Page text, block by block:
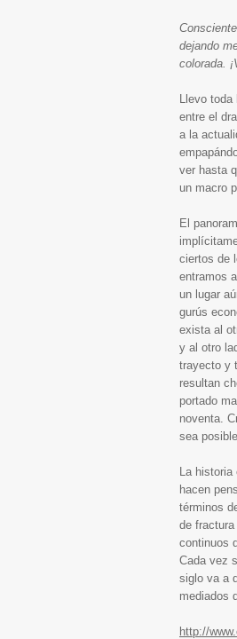
dejando
colorada.
Llevo
entre el
a la
ver hasta
un macro
El
ciertos de
entramos
un lugar
gurús
exista al
y al otro
trayecto y
resultan
portado
noventa.
sea
La
hacen
términos
de
continuos
Cada vez
siglo va a
mediados
http://